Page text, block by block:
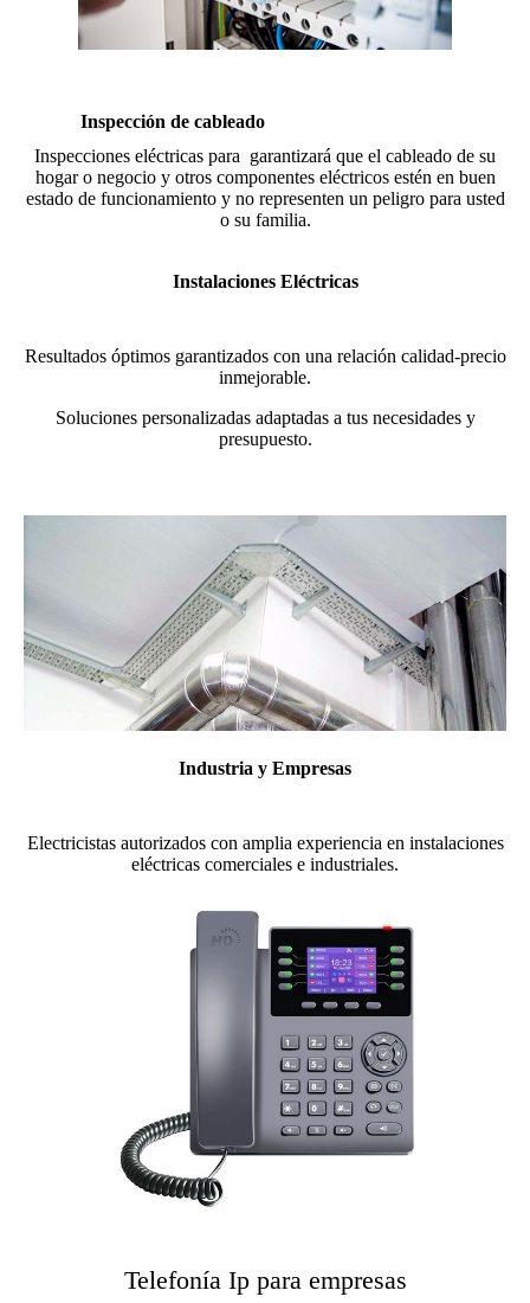
Inspección de cableado
Inspecciones eléctricas para garantizará que el cableado de su
hogar o negocio y otros componentes eléctricos estén en buen
estado de funcionamiento y no representen un peligro para usted
o su familia.
Instalaciones Eléctricas
Resultados óptimos garantizados con una relación calidad-precio
inmejorable.
Soluciones personalizadas adaptadas a tus necesidades y
presupuesto.
Industria y Empresas
Electricistas autorizados con amplia experiencia en instalaciones
eléctricas comerciales e industriales.
Telefonía Ip para empresas